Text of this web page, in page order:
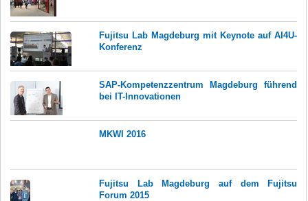
Fujitsu Lab Magdeburg mit Keynote auf AI4U-
Konferenz
SAP-Kompetenzzentrum Magdeburg führend
bei IT-Innovationen
MKWI 2016
Fujitsu Lab Magdeburg auf dem Fujitsu
Forum 2015